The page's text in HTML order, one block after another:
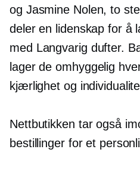
og Jasmine Nolen, to
deler en lidenskap for å
med Langvarig dufter.
lager de omhyggelig
kjærlighet og
Nettbutikken tar også
bestillinger for et